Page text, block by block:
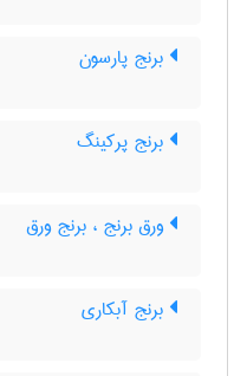
برنج پارسون
برنج پرکینگ
ورق برنج ، برنج ورق
برنج آبکاری